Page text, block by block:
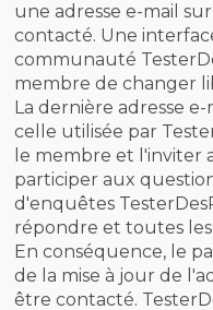
une adresse e-mail
contacté. Une
communauté
membre de changer
La dernière adresse
celle utilisée par
le membre et l'inviter
participer aux
d'enquêtes
répondre et toutes les
En conséquence, le
de la mise à jour de
être contacté.